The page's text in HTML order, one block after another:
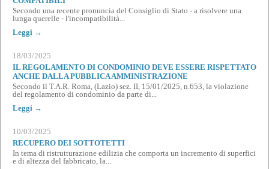
Secondo una recente pronuncia del Consiglio di Stato - a risolvere una
lunga querelle - l'incompatibilità...
Leggi →
18/03/2025
IL REGOLAMENTO DI CONDOMINIO DEVE ESSERE RISPETTATO
ANCHE DALLA PUBBLICA AMMINISTRAZIONE
Secondo il T.A.R. Roma, (Lazio) sez. II, 15/01/2025, n.653, la violazione
del regolamento di condominio da parte di...
Leggi →
10/03/2025
RECUPERO DEI SOTTOTETTI
In tema di ristrutturazione edilizia che comporta un incremento di superfici
e di altezza del fabbricato, la...